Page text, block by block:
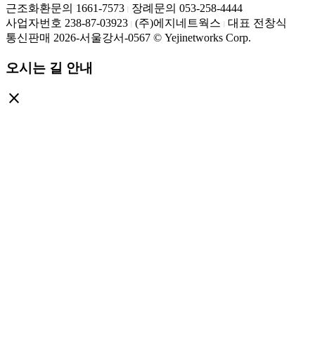
근조화환문의 1661-7573
장례문의 053-258-4444
사업자번호 238-87-03923 (주)에지네트웍스
대표 전창식
통신판매 2026-서울강서-0567 © Yejinetworks Corp.
오시는 길 안내
close